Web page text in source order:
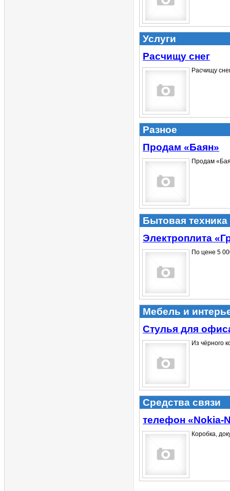
Услуги
Расчищу снег
Расчищу
Разное
Продам «Баян»
Продам
Бытовая техника
Электроплита
По цене 5
Мебель и
Стулья для
Из чёрного
Средства связи
телефон «Nokia-
Коробка,